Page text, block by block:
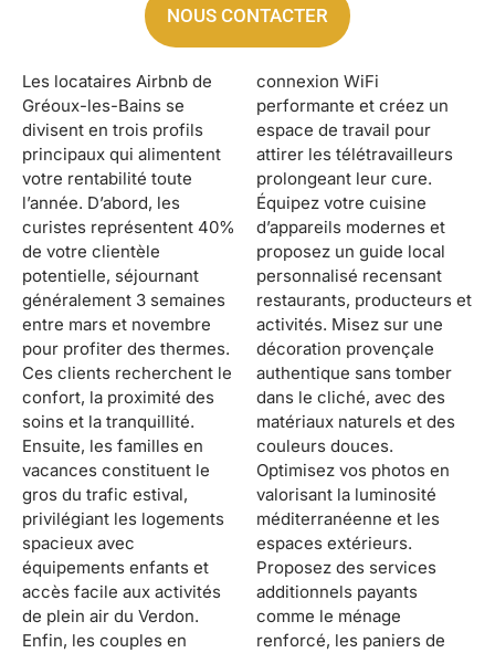
NOUS CONTACTER
Les locataires Airbnb de
Gréoux-les-Bains se
divisent en trois profils
principaux qui alimentent
votre rentabilité toute
l’année. D’abord, les
curistes représentent 40%
de votre clientèle
potentielle, séjournant
généralement 3 semaines
entre mars et novembre
pour profiter des thermes.
Ces clients recherchent le
confort, la proximité des
soins et la tranquillité.
Ensuite, les familles en
vacances constituent le
gros du trafic estival,
privilégiant les logements
spacieux avec
équipements enfants et
accès facile aux activités
de plein air du Verdon.
Enfin, les couples en
connexion WiFi
performante et créez un
espace de travail pour
attirer les télétravailleurs
prolongeant leur cure.
Équipez votre cuisine
d’appareils modernes et
proposez un guide local
personnalisé recensant
restaurants, producteurs et
activités. Misez sur une
décoration provençale
authentique sans tomber
dans le cliché, avec des
matériaux naturels et des
couleurs douces.
Optimisez vos photos en
valorisant la luminosité
méditerranéenne et les
espaces extérieurs.
Proposez des services
additionnels payants
comme le ménage
renforcé, les paniers de